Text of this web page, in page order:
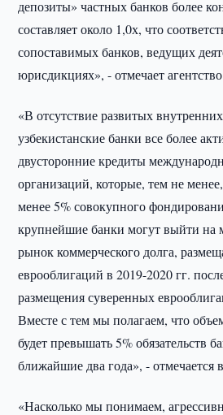
депозиты» частных банков более
составляет около 1,0х, что
сопоставимых банков, ведущих
юрисдикциях», - отмечает
«В отсутствие развитых
узбекистанские банки все более
двусторонние кредиты
организаций, которые, тем не
менее 5% совокупного
крупнейшие банки могут выйти на
рынок коммерческого долга,
еврооблигаций в 2019-2020 гг.
размещения суверенных
Вместе с тем мы полагаем, что
будет превышать 5% обязательств
ближайшие два года», - отмечается
«Насколько мы понимаем,